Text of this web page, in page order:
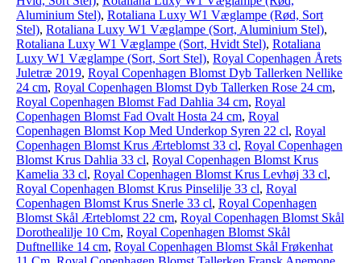
Aluminium Stel), Rotaliana Luxy W1 Væglampe (Rød, Sort
Stel), Rotaliana Luxy W1 Væglampe (Sort, Aluminium Stel),
Rotaliana Luxy W1 Væglampe (Sort, Hvidt Stel), Rotaliana
Luxy W1 Væglampe (Sort, Sort Stel), Royal Copenhagen Årets
Juletræ 2019, Royal Copenhagen Blomst Dyb Tallerken Nellike
24 cm, Royal Copenhagen Blomst Dyb Tallerken Rose 24 cm,
Royal Copenhagen Blomst Fad Dahlia 34 cm, Royal
Copenhagen Blomst Fad Ovalt Hosta 24 cm, Royal
Copenhagen Blomst Kop Med Underkop Syren 22 cl, Royal
Copenhagen Blomst Krus Ærteblomst 33 cl, Royal Copenhagen
Blomst Krus Dahlia 33 cl, Royal Copenhagen Blomst Krus
Kamelia 33 cl, Royal Copenhagen Blomst Krus Levhøj 33 cl,
Royal Copenhagen Blomst Krus Pinselilje 33 cl, Royal
Copenhagen Blomst Krus Snerle 33 cl, Royal Copenhagen
Blomst Skål Ærteblomst 22 cm, Royal Copenhagen Blomst Skål
Dorothealilje 10 Cm, Royal Copenhagen Blomst Skål
Duftnellike 14 cm, Royal Copenhagen Blomst Skål Frøkenhat